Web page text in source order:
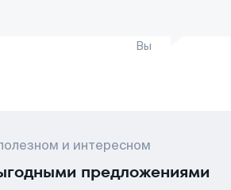
Вы
и интересном
предложениями